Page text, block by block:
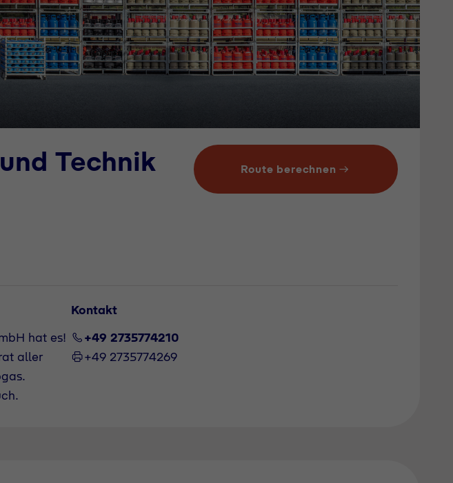
Technik
Route berechnen
hat es!
aller
Kontakt
+49 2735774210
+49 2735774269